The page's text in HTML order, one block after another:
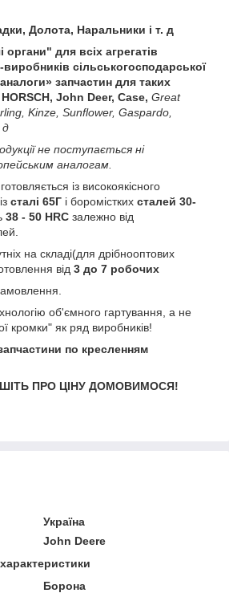
Долота, Наральники і т. д
для всіх агрегатів
виробників сільськогосподарської
запчастин для таких
John Deer, Case, Great
Kinze, Sunflower, Gaspardo,
д
не поступається ні
аналогам.
із високоякісного
сталі 65Г і боромістких сталей 30-
38 - 50 HRC залежно від
на складі(для дрібнооптових
від 3 до 7 робочих
об'ємного гартування, а не
кромки" як ряд виробників!
по кресленням
ПРО ЦІНУ ДОМОВИМОСЯ!
Україна
John Deere
Борона